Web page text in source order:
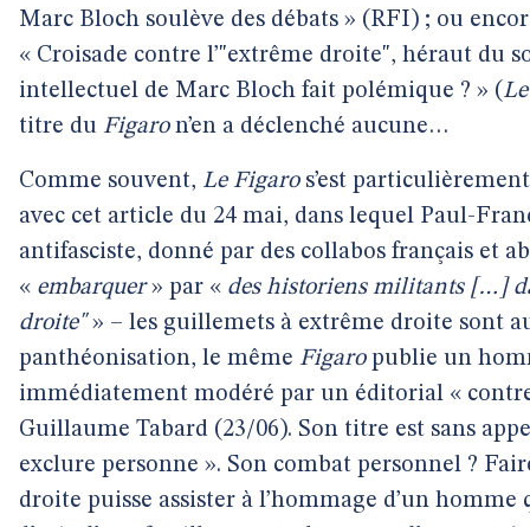
Marc Bloch soulève des débats » (RFI) ; ou
« Croisade contre l’"extrême droite", héraut du
intellectuel de Marc Bloch fait polémique ? » (
titre du Figaron’en a déclenché aucune…
Comme souvent, Le Figaros’est
avec cet article du 24 mai, dans lequel Paul-
antifasciste, donné par des collabos français et
« embarquer» par « des historiens militants […]
droite"» – les guillemets à extrême droite sont
panthéonisation, le même Figaropublie un
immédiatement modéré par un éditorial «
Guillaume Tabard (23/06). Son titre est sans
exclure personne ». Son combat personnel ?
droite puisse assister à l’hommage d’un homme